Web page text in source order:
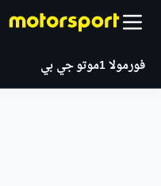
فورمولا 1 موتو جي بي